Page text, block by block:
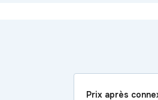
Prix après